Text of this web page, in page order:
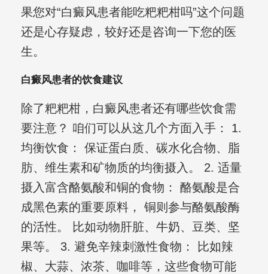
果您对“白癜风患者能吃粑粑柑吗”这个问题
还是心存疑虑，较好还是咨询一下您的医
生。
白癜风患者的饮食建议
除了粑粑柑，白癜风患者还有哪些饮食需
要注意？ 咱们可以从这几个方面入手： 1.
均衡饮食： 保证蛋白质、碳水化合物、脂
肪、维生素和矿物质的均衡摄入。 2. 适量
摄入富含酪氨酸和铜的食物： 酪氨酸是合
成黑色素的重要原料， 铜则参与酪氨酸酶
的活性。 比如动物肝脏、牛奶、豆类、坚
果等。 3. 避免辛辣刺激性食物： 比如辣
椒、大蒜、浓茶、咖啡等，这些食物可能